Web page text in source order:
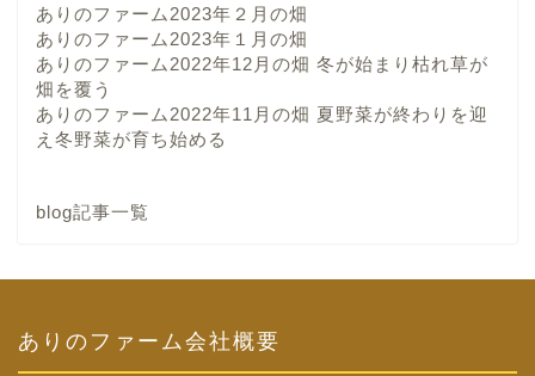
ありのファーム2023年２月の畑
ありのファーム2023年１月の畑
ありのファーム2022年12月の畑 冬が始まり枯れ草が
畑を覆う
ありのファーム2022年11月の畑 夏野菜が終わりを迎
え冬野菜が育ち始める
blog記事一覧
ありのファーム会社概要